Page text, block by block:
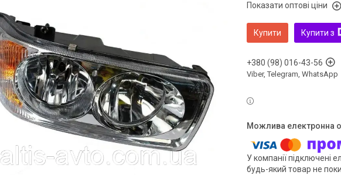
Показати оптові ціни
Купити Купити з
+380 (98) 016-43-56
Viber, Telegram, WhatsApp
У компанії підключені
будь-який товар не